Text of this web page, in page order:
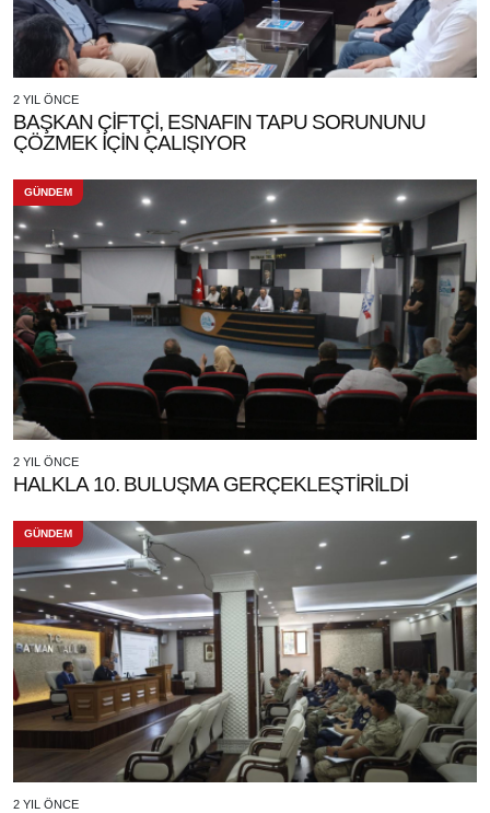
2 YIL ÖNCE
BAŞKAN ÇİFTÇİ, ESNAFIN TAPU SORUNUNU
ÇÖZMEK İÇİN ÇALIŞIYOR
GÜNDEM
2 YIL ÖNCE
HALKLA 10. BULUŞMA GERÇEKLEŞTİRİLDİ
GÜNDEM
2 YIL ÖNCE